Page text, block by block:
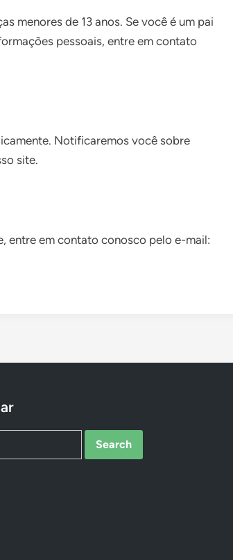
menores de 13 anos. Se você é um pai
pessoais, entre em contato
Notificaremos você sobre
site.
entre em contato conosco pelo e-mail: